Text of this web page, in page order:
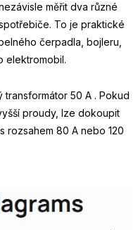
měřit dva různé
To je praktické
čerpadla, bojleru,
elektromobil.
50 A . Pokud
proudy, lze dokoupit
rozsahem 80 A nebo 120